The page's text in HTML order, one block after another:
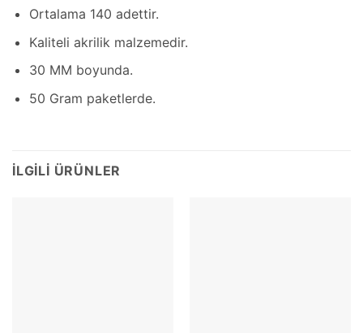
Ortalama 140 adettir.
Kaliteli akrilik malzemedir.
30 MM boyunda.
50 Gram paketlerde.
İLGILI ÜRÜNLER